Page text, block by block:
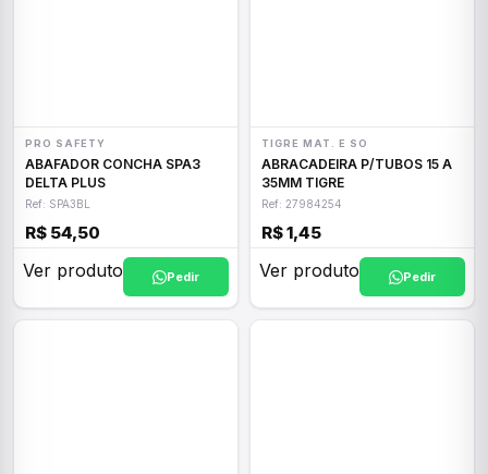
PRO SAFETY
ABAFADOR CONCHA SPA3
DELTA PLUS
Ref: SPA3BL
R$ 54,50
Ver produto Pedir
TIGRE MAT. E SO
ABRACADEIRA P/TUBOS 15 A
35MM TIGRE
Ref: 27984254
R$ 1,45
Ver produto Pedir